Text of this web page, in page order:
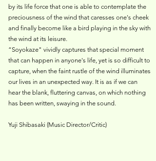
by its life force that one is able to contemplate the
preciousness of the wind that caresses one's cheek
and finally become like a bird playing in the sky with
the wind at its leisure.
“Soyokaze" vividly captures that special moment
that can happen in anyone's life, yet is so difficult to
capture, when the faint rustle of the wind illuminates
our lives in an unexpected way. It is as if we can
hear the blank, fluttering canvas, on which nothing
has been written, swaying in the sound.
Yuji Shibasaki (Music Director/Critic)